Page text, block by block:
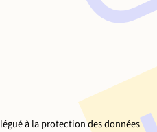
à la protection des données